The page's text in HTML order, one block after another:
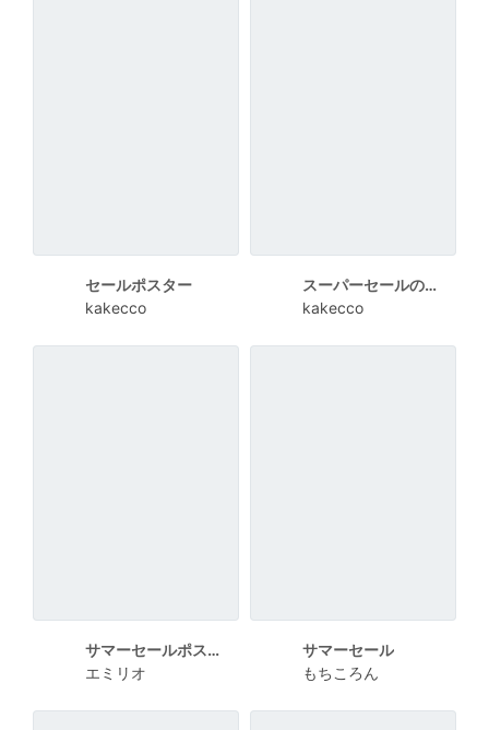
セールポスター
kakecco
スーパーセールのお知らせ
kakecco
サマーセールポスター_海辺背景
エミリオ
サマーセール
もちころん